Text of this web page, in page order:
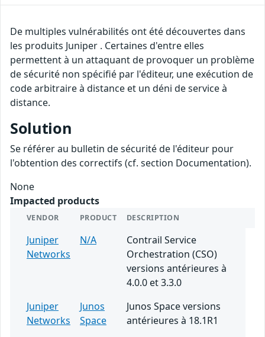
De multiples vulnérabilités ont été découvertes dans
les produits Juniper . Certaines d'entre elles
permettent à un attaquant de provoquer un problème
de sécurité non spécifié par l'éditeur, une exécution de
code arbitraire à distance et un déni de service à
distance.
Solution
Se référer au bulletin de sécurité de l'éditeur pour
l'obtention des correctifs (cf. section Documentation).
None
Impacted products
VENDOR PRODUCT DESCRIPTION
Juniper
Networks
N/A
Contrail Service
Orchestration (CSO)
versions antérieures à
4.0.0 et 3.3.0
Juniper
Networks
Junos
Space
Junos Space versions
antérieures à 18.1R1